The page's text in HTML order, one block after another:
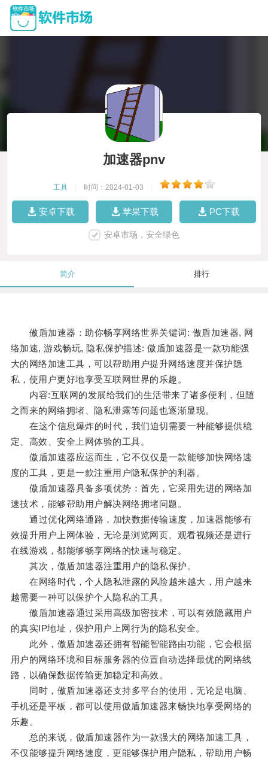
加速器pnv
工具 时间：2024-01-03
安卓下载 苹果下载 PC下载
安卓市场，安全绿色
简介 排行
傲盾加速器：助你畅享网络世界关键词: 傲盾加速器, 网
络加速, 游戏畅玩, 隐私保护描述: 傲盾加速器是一款功能强
大的网络加速工具，可以帮助用户提升网络速度并保护隐
私，使用户更好地享受互联网世界的乐趣。
内容:互联网的发展给我们的生活带来了诸多便利，但随
之而来的网络拥堵、隐私泄露等问题也逐渐显现。
在这个信息爆炸的时代，我们迫切需要一种能够提供稳
定、高效、安全上网体验的工具。
傲盾加速器应运而生，它不仅仅是一款能够加快网络速
度的工具，更是一款注重用户隐私保护的利器。
傲盾加速器具备多项优势：首先，它采用先进的网络加
速技术，能够帮助用户解决网络拥堵问题。
通过优化网络通路，加快数据传输速度，加速器能够有
效提升用户上网体验，无论是浏览网页、观看视频还是进行
在线游戏，都能够畅享网络的快速与稳定。
其次，傲盾加速器注重用户的隐私保护。
在网络时代，个人隐私泄露的风险越来越大，用户越来
越需要一种可以保护个人隐私的工具。
傲盾加速器通过采用高级加密技术，可以有效隐藏用户
的真实IP地址，保护用户上网行为的隐私安全。
此外，傲盾加速器还拥有智能智能路由功能，它会根据
用户的网络环境和目标服务器的位置自动选择最优的网络线
路，以确保数据传输更加稳定和高效。
同时，傲盾加速器还支持多平台的使用，无论是电脑、
手机还是平板，都可以使用傲盾加速器来畅快地享受网络的
乐趣。
总的来说，傲盾加速器作为一款强大的网络加速工具，
不仅能够提升网络速度，更能够保护用户隐私，帮助用户畅